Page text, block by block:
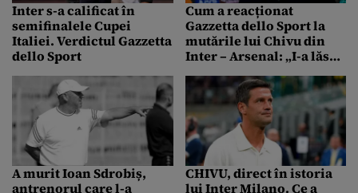
Inter s-a calificat în
semifinalele Cupei
Italiei. Verdictul Gazzetta
dello Sport
Cum a reacționat
Gazzetta dello Sport la
mutările lui Chivu din
Inter – Arsenal: „I-a lăsat
A murit Ioan Sdrobiș,
antrenorul care l-a
CHIVU, direct în istoria
lui Inter Milano. Ce a